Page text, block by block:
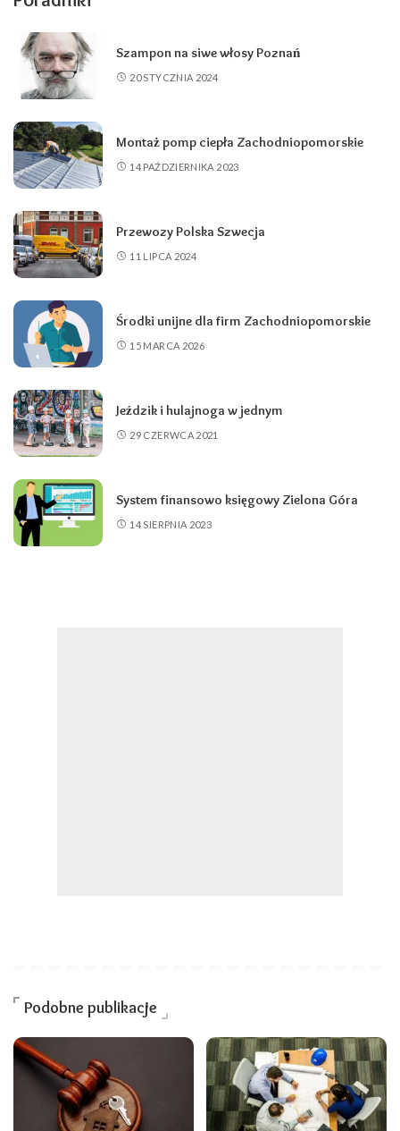
Szampon na siwe włosy Poznań
20 STYCZNIA 2024
Montaż pomp ciepła Zachodniopomorskie
14 PAŹDZIERNIKA 2023
Przewozy Polska Szwecja
11 LIPCA 2024
Środki unijne dla firm Zachodniopomorskie
15 MARCA 2026
Jeździk i hulajnoga w jednym
29 CZERWCA 2021
System finansowo księgowy Zielona Góra
14 SIERPNIA 2023
Podobne publikacje